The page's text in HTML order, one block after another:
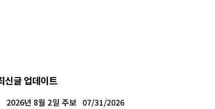
신글 업데이트
2026년 8월 2일 주보 07/31/2026